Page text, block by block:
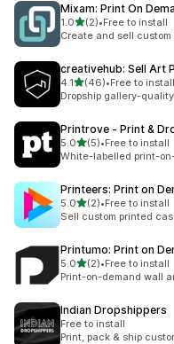
Mixam: Print On
1.0별 5개 중
(2)
총 리뷰 2개
•Free to install
Create and sell
creativehub: Sell Art
4.1별 5개 중
(46)
총 리뷰 46개
•Free to install
Dropship gallery-
Printrove ‑ Print &
5.0별 5개 중
(5)
총 리뷰 5개
•Free to install
White-labelled print-
Printeers: Print on
5.0별 5개 중
(2)
총 리뷰 2개
•Free to install
Sell custom printed
Printumo: Print on
5.0별 5개 중
(2)
총 리뷰 2개
•Free to install
Print-on-demand wall
Indian Dropshippers
Free to install
Print, pack & ship